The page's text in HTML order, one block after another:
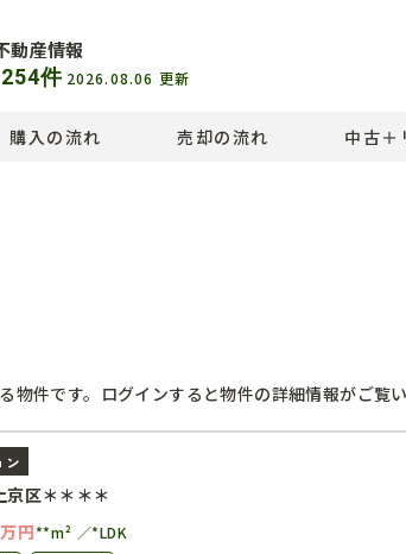
動産情報
254件 2026.08.06 更新
購入の流れ 売却の流れ 中古＋
物件です。ログインすると物件の詳細情報がご覧い
ン
京区＊＊＊＊
万円**m² *LDK